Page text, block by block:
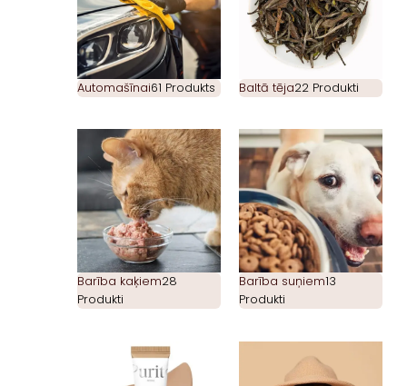
Automašīnai61 Produkts Baltā tēja22 Produkti
Barība kaķiem28
Produkti
Barība suņiem13
Produkti